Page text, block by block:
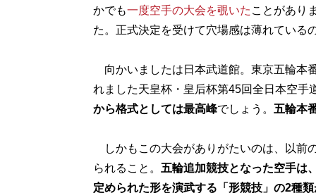
かでも一度空手の大会を覗いた ことがあり
た。正式決定を受けて穴場感は薄れている
向かいましたは日本武道館。東京五輪本
れました天皇杯・皇后杯第45回全日本空手
から格式としては最高峰でしょう。 五輪本
しかもこの大会がありがたいのは、以前
られること。 五輪追加競技となった空手は
定められた形を演武する「形競技」の2種